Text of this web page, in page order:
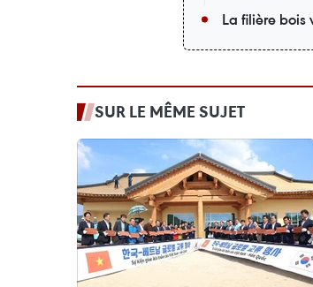
La filière
SUR LE MÊME SUJET